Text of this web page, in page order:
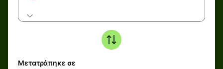
Μετατράπηκε σε